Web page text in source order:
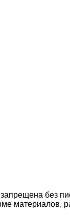
без
материалов,